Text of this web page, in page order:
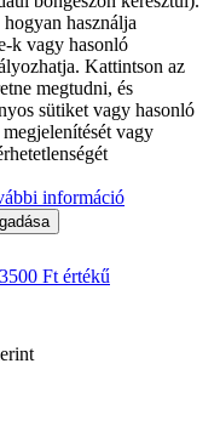
használja
k vagy hasonló
Kattintson az
megtudni, és
sütiket vagy hasonló
vagy
információ
Ft értékű